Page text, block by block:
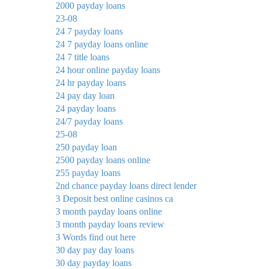
2000 payday loans
23-08
24 7 payday loans
24 7 payday loans online
24 7 title loans
24 hour online payday loans
24 hr payday loans
24 pay day loan
24 payday loans
24/7 payday loans
25-08
250 payday loan
2500 payday loans online
255 payday loans
2nd chance payday loans direct lender
3 Deposit best online casinos ca
3 month payday loans online
3 month payday loans review
3 Words find out here
30 day pay day loans
30 day payday loans